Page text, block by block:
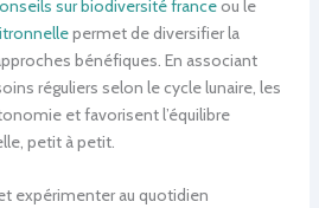
sur biodiversité franceou le
permet de diversifier la
bénéfiques. En associant
réguliers selon le cycle lunaire, les
et favorisent l’équilibre
petit à petit.
expérimenter au quotidien